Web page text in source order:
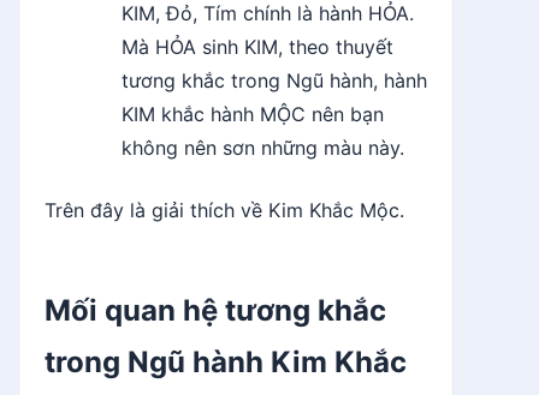
KIM, Đỏ, Tím chính là hành HỎA.
Mà HỎA sinh KIM, theo thuyết
tương khắc trong Ngũ hành, hành
KIM khắc hành MỘC nên bạn
không nên sơn những màu này.
Trên đây là giải thích về Kim Khắc Mộc.
Mối quan hệ tương khắc
trong Ngũ hành Kim Khắc